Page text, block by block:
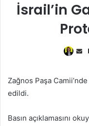
İsrail’in
Bir
Zağnos Paşa
edildi.
Basın açıklamasını